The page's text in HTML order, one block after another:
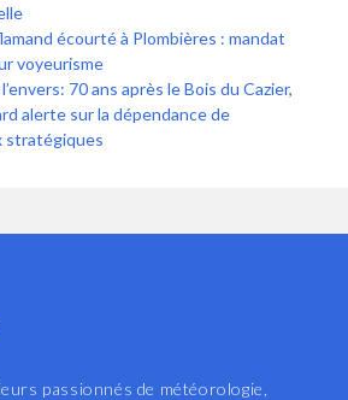
écourté à Plombières : mandat
voyeurisme
70 ans après le Bois du Cazier,
alerte sur la dépendance de
stratégiques
passionnés de météorologie,